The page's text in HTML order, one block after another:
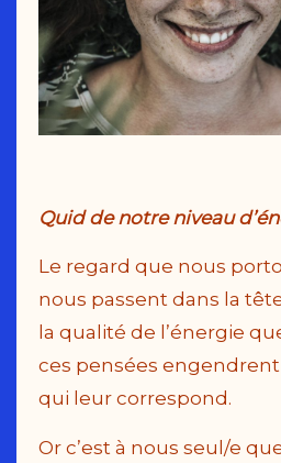
Quid de notre niveau
Le regard que nous
nous passent dans la
la qualité de l’énergie
ces pensées engendrent
qui leur correspond.
Or c’est à nous seul/e